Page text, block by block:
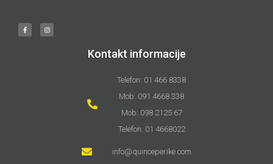
Kontakt informacije
Telefon: 01 466 8338
Mob: 091 4668 338
Mob: 098 2125 67
Telefon: 01 4668022
info@quinceperike.com